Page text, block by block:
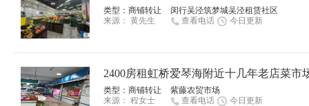
类型： 商铺转让
闵行吴泾筑梦城吴泾租赁社区
来源： 黄先生 查看电话 今日更新
2400房租虹桥爱琴海附近十几年老店菜
类型： 商铺转让
紫藤农贸市场
来源： 程女士 查看电话 今日更新